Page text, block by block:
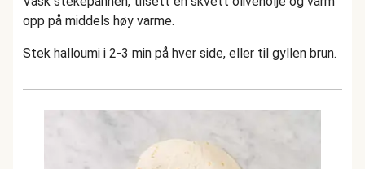
opp på middels høy varme.
Stek halloumi i 2-3 min på hver side, eller til gyllen brun.